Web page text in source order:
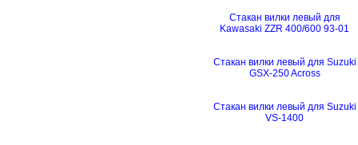
Стакан вилки левый для
Kawasaki ZZR 400/600 93-01
Стакан вилки левый для Suzuki
GSX-250 Across
Стакан вилки левый для Suzuki
VS-1400